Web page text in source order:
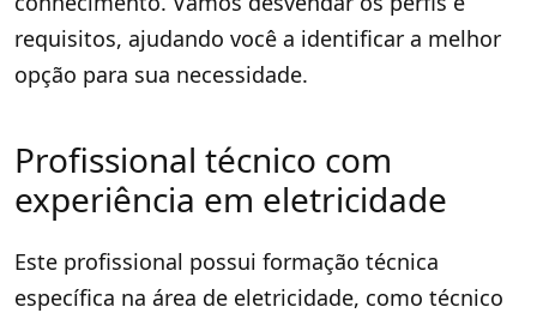
requisitos, ajudando você a identificar a melhor
opção para sua necessidade.
Profissional técnico com
experiência em eletricidade
Este profissional possui formação técnica
específica na área de eletricidade, como técnico